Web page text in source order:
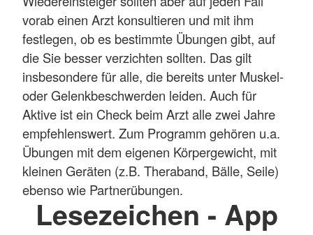
vorab einen Arzt konsultieren und mit ihm
festlegen, ob es bestimmte Übungen gibt, auf
die Sie besser verzichten sollten. Das gilt
insbesondere für alle, die bereits unter Muskel-
oder Gelenkbeschwerden leiden. Auch für
Aktive ist ein Check beim Arzt alle zwei Jahre
empfehlenswert. Zum Programm gehören u.a.
Übungen mit dem eigenen Körpergewicht, mit
kleinen Geräten (z.B. Theraband, Bälle, Seile)
ebenso wie Partnerübungen.
Lesezeichen - App